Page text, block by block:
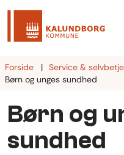
Forside Service &
Børn og unges sundhed
Børn og
sundhed